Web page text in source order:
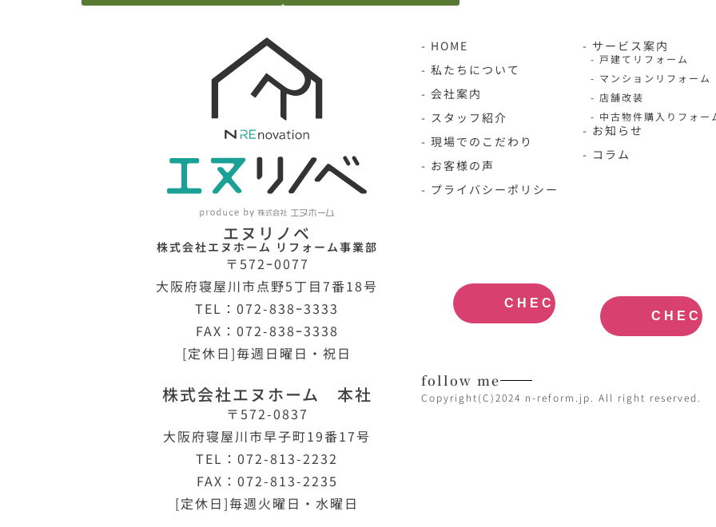
エヌリノベ
株式会社エヌホーム リフォーム事業部
〒572ｰ0077
大阪府寝屋川市点野5丁目7番18号
TEL：072-838ｰ3333
FAX：072-838ｰ3338
[定休日]毎週日曜日・祝日
株式会社エヌホーム 本社
〒572-0837
大阪府寝屋川市早子町19番17号
TEL：072-813-2232
FAX：072-813-2235
[定休日]毎週火曜日・水曜日
- HOME
- 私たちについて
- 会社案内
- スタッフ紹介
- 現場でのこだわり
- お客様の声
- プライバシーポリシー
- サービス案内
- 戸建てリフォーム
- マンションリフォーム
- 店舗改装
- 中古物件購入りフォー
- お知らせ
- コラム
CHECK
CHECK
follow me
Copyright(C)2024 n-reform.jp. All right reserved.